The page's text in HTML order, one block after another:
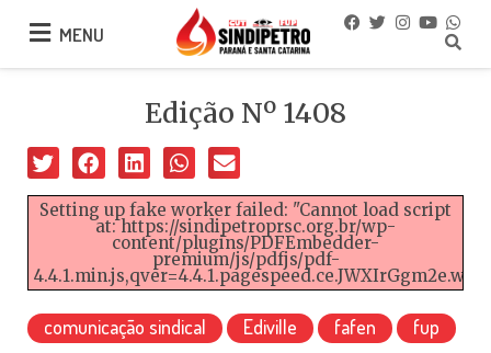
MENU
MENU
Edição Nº 1408
Setting up fake worker failed: "Cannot load script
at: https://sindipetroprsc.org.br/wp-
content/plugins/PDFEmbedder-
premium/js/pdfjs/pdf-
comunicação sindical Ediville fafen
fup